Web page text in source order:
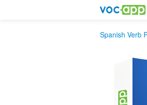
Spanish Verb